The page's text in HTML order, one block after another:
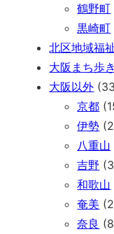
鶴野町
黒崎町
北区地域福
大阪まち歩
大阪以外
京都
伊勢
八重山
吉野
和歌山
奄美
奈良